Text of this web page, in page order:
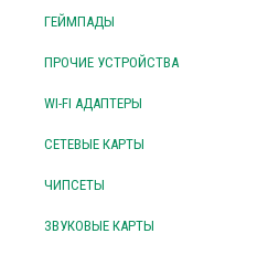
ГЕЙМПАДЫ
ПРОЧИЕ УСТРОЙСТВА
WI-FI АДАПТЕРЫ
СЕТЕВЫЕ КАРТЫ
ЧИПСЕТЫ
ЗВУКОВЫЕ КАРТЫ